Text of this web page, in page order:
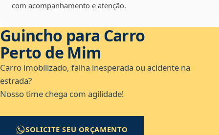
com acompanhamento e atenção.
Guincho para Carro
Perto de Mim
Carro imobilizado, falha inesperada ou acidente na
estrada?
Nosso time chega com agilidade!
SOLICITE SEU ORÇAMENTO